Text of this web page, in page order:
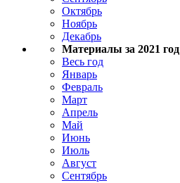
Октябрь
Ноябрь
Декабрь
Материалы за 2021 год
Весь год
Январь
Февраль
Март
Апрель
Май
Июнь
Июль
Август
Сентябрь